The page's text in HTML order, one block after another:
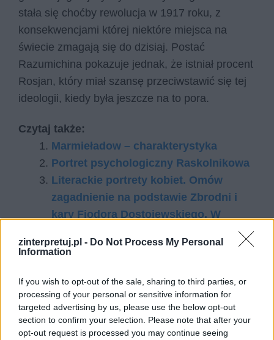
zinterpretuj.pl - Do Not Process My Personal
Information
If you wish to opt-out of the sale, sharing to third parties, or
processing of your personal or sensitive information for
targeted advertising by us, please use the below opt-out
section to confirm your selection. Please note that after your
opt-out request is processed you may continue seeing
stała się choćby rewolucja w 1917 roku, z
konsekwencjami której niektóre miejsca na
świecie zmagają się do dzisiaj. Postać
Razumichina pokazuje jednak, że istniał procent
Rosjan, który miał szansę przeciwstawić się tej
ideologii, kiedy była jeszcze na to pora.
Czytaj także:
Marmieładow – charakterystyka
Portret psychologiczny Raskolnikowa
Literackie portrety kobiet. Omów
zagadnienie na podstawie Zbrodni i
kary Fiodora Dostojewskiego. W
swojej odpowiedzi uwzględnij również
wybrany kontekst.
na podstawie Zbrodni i kary Fiodora
Dostojewskiego. W swojej odpowiedzi
uwzględnij również wybrany kontekst.